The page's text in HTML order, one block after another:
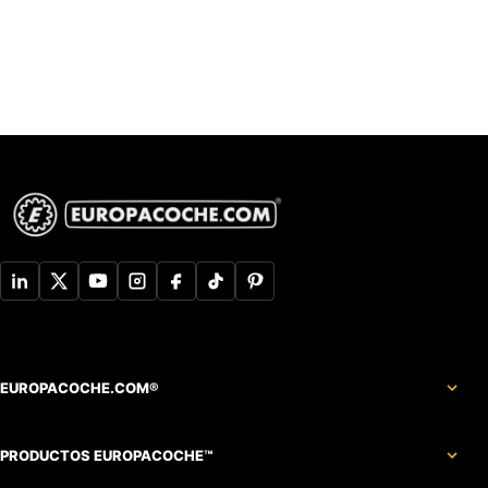
EUROPACOCHE.COM®
PRODUCTOS EUROPACOCHE™